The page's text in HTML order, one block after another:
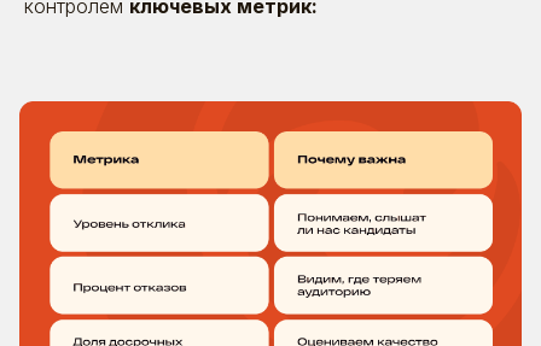
контролем ключевых метрик:
22.05.2025